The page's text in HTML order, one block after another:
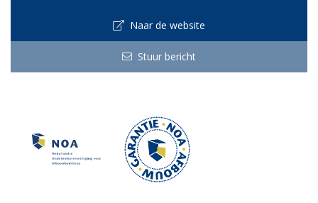
Naar de website
Stuur bericht